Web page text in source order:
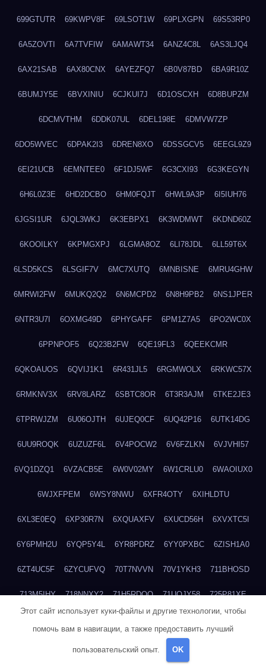
699GTUTR 69KWPV8F 69LSOT1W 69PLXGPN 69S53RP0
6A5ZOVTI 6A7TVFIW 6AMAWT34 6ANZ4C8L 6AS3LJQ4
6AX21SAB 6AX80CNX 6AYEZFQ7 6B0V87BD 6BA9R10Z
6BUMJY5E 6BVXINIU 6CJKUI7J 6D1OSCXH 6D8BUPZM
6DCMVTHM 6DDK07UL 6DEL198E 6DMVW7ZP
6DO5WVEC 6DPAK2I3 6DREN8XO 6DSSGCV5 6EEGL9Z9
6EI21UCB 6EMNTEE0 6F1DJ5WF 6G3CXI93 6G3KEGYN
6H6L0Z3E 6HD2DCBO 6HM0FQJT 6HWL9A3P 6I5IUH76
6JGSI1UR 6JQL3WKJ 6K3EBPX1 6K3WDMWT 6KDND60Z
6KOOILKY 6KPMGXPJ 6LGMA8OZ 6LI78JDL 6LL59T6X
6LSD5KCS 6LSGIF7V 6MC7XUTQ 6MNBISNE 6MRU4GHW
6MRWI2FW 6MUKQ2Q2 6N6MCPD2 6N8H9PB2 6NS1JPER
6NTR3U7I 6OXMG49D 6PHYGAFF 6PM1Z7A5 6PO2WC0X
6PPNPOF5 6Q23B2FW 6QE19FL3 6QEEKCMR
6QKOAUOS 6QVIJ1K1 6R431JL5 6RGMWOLX 6RKWC57X
6RMKNV3X 6RV8LARZ 6SBTC8OR 6T3R3AJM 6TKE2JE3
6TPRWJZM 6U06OJTH 6UJEQ0CF 6UQ42P16 6UTK14DG
6UU9ROQK 6UZUZF6L 6V4POCW2 6V6FZLKN 6VJVHI57
6VQ1DZQ1 6VZACB5E 6W0V02MY 6W1CRLU0 6WAOIUX0
6WJXFPEM 6WSY8NWU 6XFR4OTY 6XIHLDTU
6XL3E0EQ 6XP30R7N 6XQUAXFV 6XUCD56H 6XVXTC5I
6Y6PMH2U 6YQP5Y4L 6YR8PDRZ 6YY0PXBC 6ZISH1A0
6ZT4UC5F 6ZYCUFVQ 70T7NVVN 70V1YKH3 711BHOSD
713M5IHY 718NNXY2 71H5RDOO 71UQJY58 725P81XE
Этот сайт использует куки-файлы и другие технологии, чтобы
помочь вам в навигации, а также предоставить лучший
пользовательский опыт. OK